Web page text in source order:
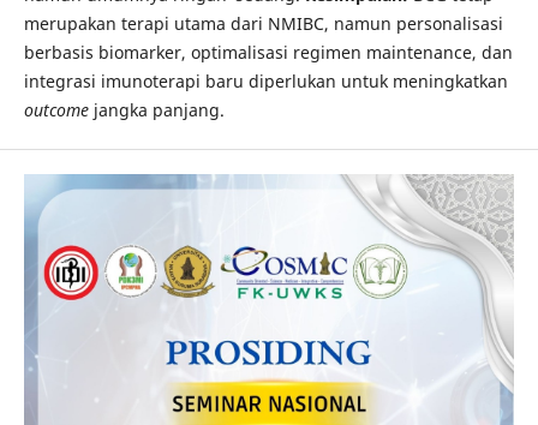
merupakan terapi utama dari NMIBC, namun personalisasi
berbasis biomarker, optimalisasi regimen maintenance, dan
integrasi imunoterapi baru diperlukan untuk meningkatkan
outcomejangka panjang.